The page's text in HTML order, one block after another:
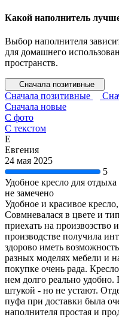
Какой наполнитель
Выбор наполнителя
для домашнего
пространств.
Сначала позитивные
Сначала позитивные
Сначала новые
С фото
С текстом
Е
Евгения
24 мая 2025
5
Удобное кресло для отдыха
не замечено
Удобное и красивое
Совмневалася в цвете и
приехать на произвозство
производстве получила
здорово иметь
разных моделях мебели и
покупке очень рада.
нем долго реально удобно.
штукой - но не устают.
пуфа при доставки была
наполнителя простая и